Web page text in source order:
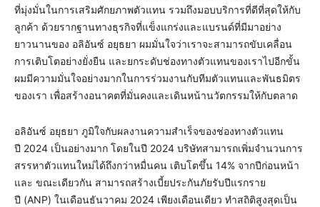
ที่มุ่งมั่นในการเสริมศักยภาพตัวแทน รวมถึงมอบบริการที่ดีที่สุดให้กับ
ลูกค้า ด้วยรากฐานทางธุรกิจที่แข็งแกร่งและแบรนด์ที่มีมาอย่าง
ยาวนานของ อลิอันซ์ อยุธยา ผมมั่นใจว่าเราจะสามารถขับเคลื่อน
การเติบโตอย่างยั่งยืน และยกระดับช่องทางตัวแทนของเราไปอีกขั้น
ผมมีความมั่นใจอย่างมากในการร่วมงานกับทีมตัวแทนและพันธมิตร
ของเรา เพื่อสร้างอนาคตที่มั่นคงและเดินหน้านวัตกรรมให้กับตลาด
อลิอันซ์ อยุธยา ภูมิใจกับผลงานความสำเร็จของช่องทางตัวแทน
ปี 2024 เป็นอย่างมาก โดยในปี 2024 บริษัทสามารถเพิ่มจำนวนการ
สรรหาตัวแทนใหม่ได้ถึงกว่าหมื่นคน เติบโตขึ้น 14% จากปีก่อนหน้า
และ ขณะเดียวกัน สามารถสร้างเบี้ยประกันภัยรับปีแรกราย
ปี (ANP) ในเดือนธันวาคม 2024 เพียงเดือนเดียว ทำสถิติสูงสุดเป็น